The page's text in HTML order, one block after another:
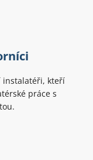
instalatéři, kteří
práce s